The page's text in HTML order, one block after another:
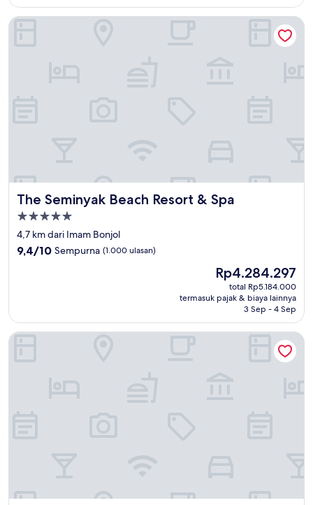
The Seminyak Beach Resort & Spa
The Seminyak Beach Resort & Spa
Properti
bintang
5.0
4,7 km dari Imam Bonjol
9.4
9,4/10 Sempurna (1.000 ulasan)
Harga
sekarang
Rp4.284.297
Rp4.284.297
total Rp5.184.000
termasuk pajak & biaya lainnya
3 Sep - 4 Sep
The Seminyak Beach Resort & Spa
Courtyard By Marriott Bali Seminyak Resort